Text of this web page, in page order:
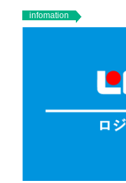
infomation